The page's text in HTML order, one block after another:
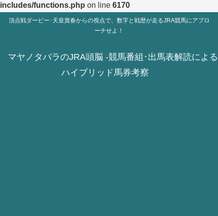
includes/functions.php on line 6170
頂点戦ダービー･天皇賞春からの視点で、数字と戦歴が走るJRA競馬にアプロ
ーチせよ！
マヤノタバラのJRA頭脳 -競馬番組･出馬表解読による
ハイブリッド馬券考察